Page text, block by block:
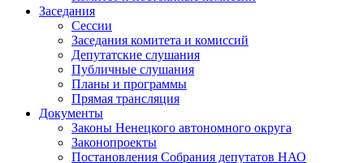
Заседания
Сессии
Заседания комитета и комиссий
Депутатские слушания
Публичные слушания
Планы и программы
Прямая трансляция
Документы
Законы Ненецкого автономного округа
Законопроекты
Постановления Собрания депутатов НАО